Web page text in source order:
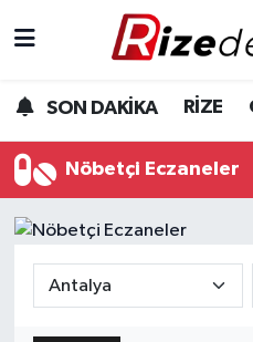
SON DAKİKA RİZE
Nöbetçi Eczaneler
Gündem
Yurttan Haberler
Teknoloji
Rize Hava Durumu
Rize Trafik Yoğunluk
Tüm Manşetler